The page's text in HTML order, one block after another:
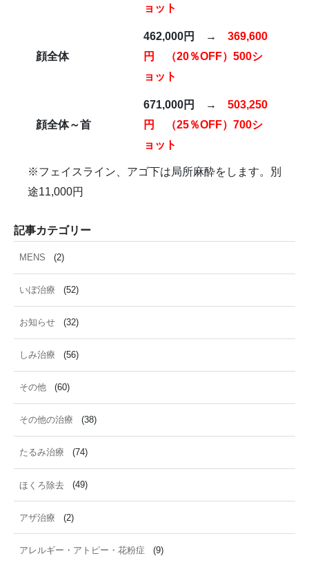
ョット
顔全体
462,000円 → 369,600
円 （20％OFF）500シ
ョット
顔全体～首
671,000円 → 503,250
円 （25％OFF）700シ
ョット
※フェイスライン、アゴ下は局所麻酔をします。別
途11,000円
記事カテゴリー
MENS (2)
いぼ治療 (52)
お知らせ (32)
しみ治療 (56)
その他 (60)
その他の治療 (38)
たるみ治療 (74)
ほくろ除去 (49)
アザ治療 (2)
アレルギー・アトピー・花粉症 (9)